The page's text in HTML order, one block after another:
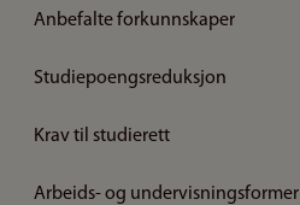
Anbefalte forkunnskaper
Studiepoengsreduksjon
Krav til studierett
Arbeids- og undervisningsformer